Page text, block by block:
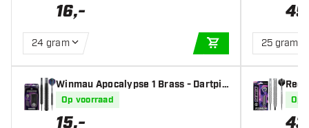
16,-
24 gram
IN WINKELWAGEN
Winmau Apocalypse 1 Brass - Dartpijl
en
Op voorraad
15,-
49
25 gram
Red
Op
43